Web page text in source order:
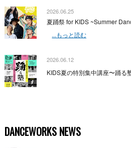
2026.06.25
夏踊祭 for KIDS ~Summer
...もっと読む
2026.06.12
KIDS夏の特別集中講座〜踊る
DANCEWORKS NEWS